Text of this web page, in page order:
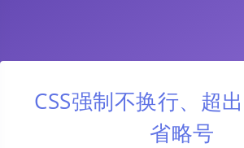
CSS强制不换行、超
省略号